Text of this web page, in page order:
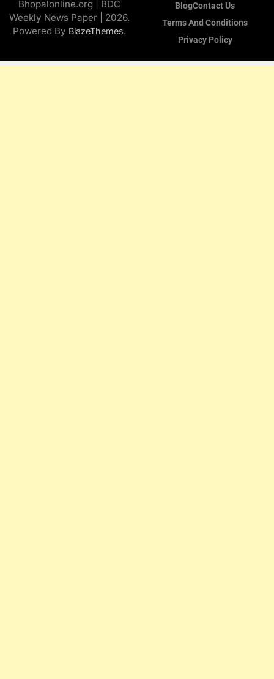
Bhopalonline.org | BDC
Weekly News Paper | 2026.
Powered By BlazeThemes.
BlogContact Us
Terms And Conditions
Privacy Policy